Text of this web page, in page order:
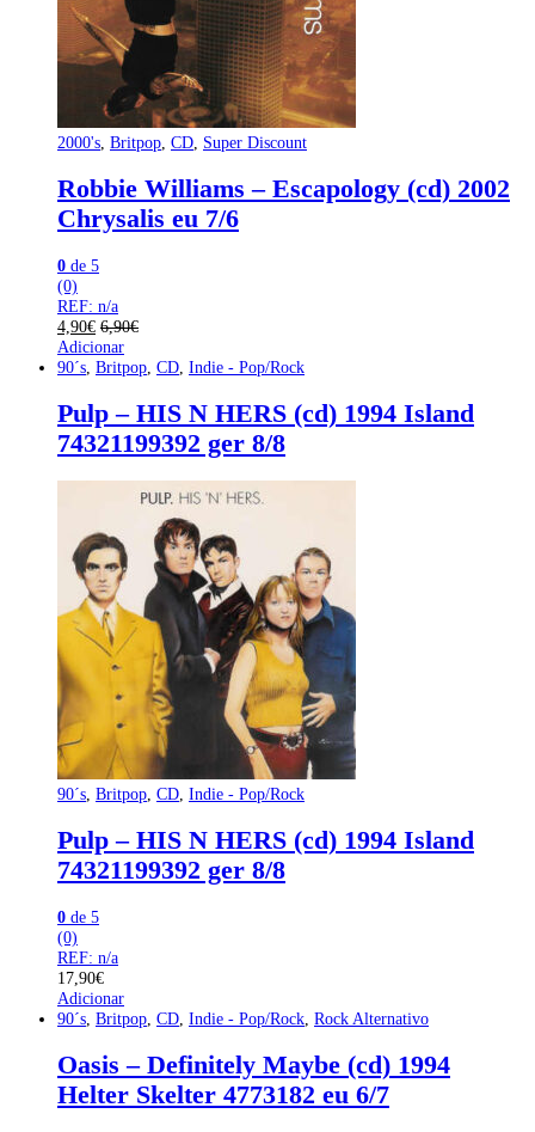
2000's Britpop CD Super Discount
Robbie Williams – Escapology (cd) 2002
Chrysalis eu 7/6
0 de 5
(0)
REF: n/a
4,90€ 6,90€
Adicionar
90´s Britpop CD Indie - Pop/Rock
Pulp – HIS N HERS (cd) 1994 Island
74321199392 ger 8/8
90´s Britpop CD Indie - Pop/Rock
Pulp – HIS N HERS (cd) 1994 Island
74321199392 ger 8/8
0 de 5
(0)
REF: n/a
17,90€
Adicionar
90´s Britpop CD Indie - Pop/Rock Rock Alternativo
Oasis – Definitely Maybe (cd) 1994
Helter Skelter 4773182 eu 6/7